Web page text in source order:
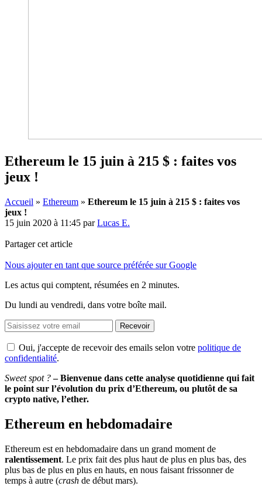
Ethereum le 15 juin à 215 $ : faites vos
jeux !
Accueil » Ethereum » Ethereum le 15 juin à 215 $ : faites vos
jeux !
15 juin 2020 à 11:45 parLucas E.
Partager cet article
Nous ajouter en tant que source préférée sur Google
Les actus qui comptent, résumées en 2 minutes.
Du lundi au vendredi, dans votre boîte mail.
Recevoir
Oui, j'accepte de recevoir des emails selon votre politique de
confidentialité.
Sweet spot ?– Bienvenue dans cette analyse quotidienne qui fait
le point sur l’évolution du prix d’Ethereum, ou plutôt de sa
crypto native, l’ether.
Ethereum en hebdomadaire
Ethereum est en hebdomadaire dans un grand moment de
ralentissement. Le prix fait des plus haut de plus en plus bas, des
plus bas de plus en plus en hauts, en nous faisant frissonner de
temps à autre (crash de début mars).